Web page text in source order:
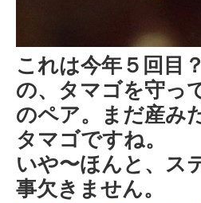
これは今年５回目
の、タマゴを守っ
のペア。まだ産み
タマゴですね。
いや〜ほんと、ス
事欠きません。